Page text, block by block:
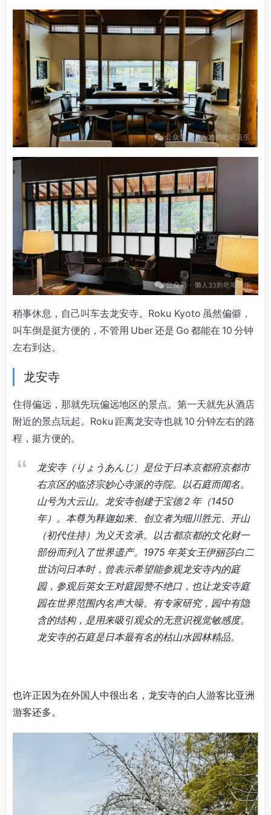
稍事休息，自己叫车去龙安寺。Roku Kyoto 虽然偏僻，
叫车倒是挺方便的，不管用 Uber 还是 Go 都能在 10 分钟
左右到达。
龙安寺
住得偏远，那就先玩偏远地区的景点。第一天就先从酒店
附近的景点玩起。Roku 距离龙安寺也就 10 分钟左右的路
程，挺方便的。
龙安寺（りょうあんじ）是位于日本京都府京都市
右京区的临济宗妙心寺派的寺院。以石庭而闻名。
山号为大云山。龙安寺创建于宝德 2 年（1450
年）。本尊为释迦如来、创立者为细川胜元、开山
（初代住持）为义天玄承。以古都京都的文化财一
部份而列入了世界遗产。1975 年英女王伊丽莎白二
世访问日本时，曾表示希望能参观龙安寺内的庭
园，参观后英女王对庭园赞不绝口，也让龙安寺庭
园在世界范围内名声大噪。有专家研究，园中有隐
含的结构，是用来吸引观众的无意识视觉敏感度。
龙安寺的石庭是日本最有名的枯山水园林精品。
也许正因为在外国人中很出名，龙安寺的白人游客比亚洲
游客还多。